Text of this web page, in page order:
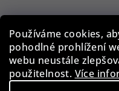
Používáme cookies,
pohodlné prohlížení
webu neustále
použitelnost. Více